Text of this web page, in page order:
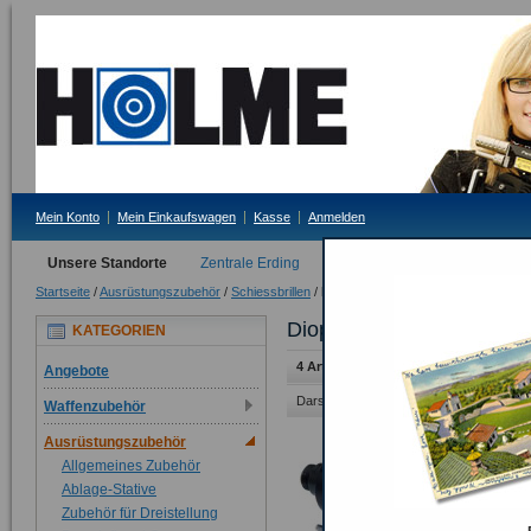
Mein Konto Mein Einkaufswagen Kasse Anmelden
Unsere Standorte Zentrale Erding
Startseite /Ausrüstungszubehör / Schiessbrillen / Diopter-Brillenvorsatz
Diopter-Brillenvorsatz
4 Artikel
Darstellung als: Raster Liste
KATEGORIEN
Angebote
Waffenzubehör
Ausrüstungszubehör
Allgemeines Zubehör
Ablage-Stative
Zubehör für Dreistellung